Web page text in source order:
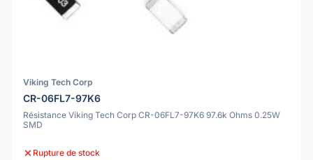
Viking Tech Corp
CR-06FL7-97K6
Résistance Viking Tech Corp CR-06FL7-97K6 97.6k Ohms 0.25W
SMD
Rupture de stock